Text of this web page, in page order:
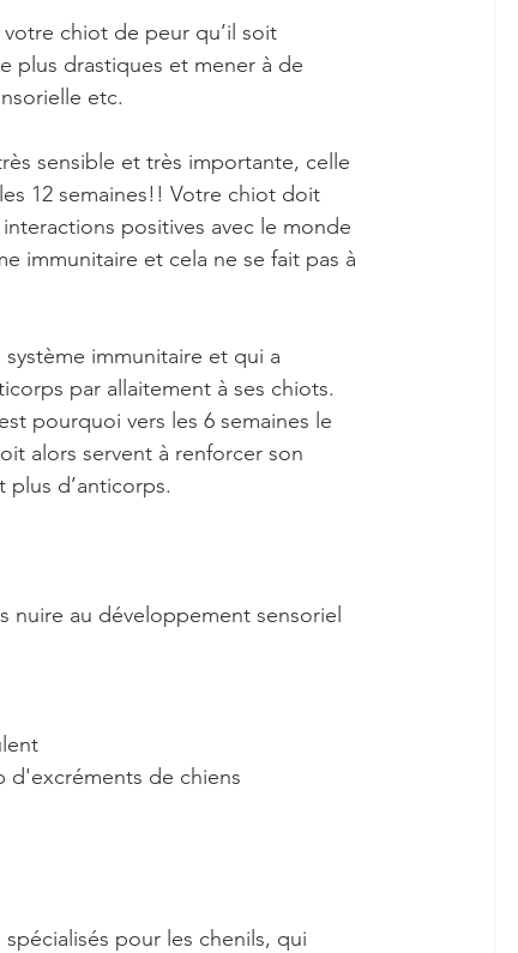
chiot de peur qu’il soit
plus drastiques et mener à de
etc.
sensible et très importante, celle
12 semaines!! Votre chiot doit
positives avec le monde
immunitaire et cela ne se fait pas à
immunitaire et qui a
par allaitement à ses chiots.
pourquoi vers les 6 semaines le
alors servent à renforcer son
d’anticorps.
nuire au développement sensoriel
d'excréments de chiens
pour les chenils, qui